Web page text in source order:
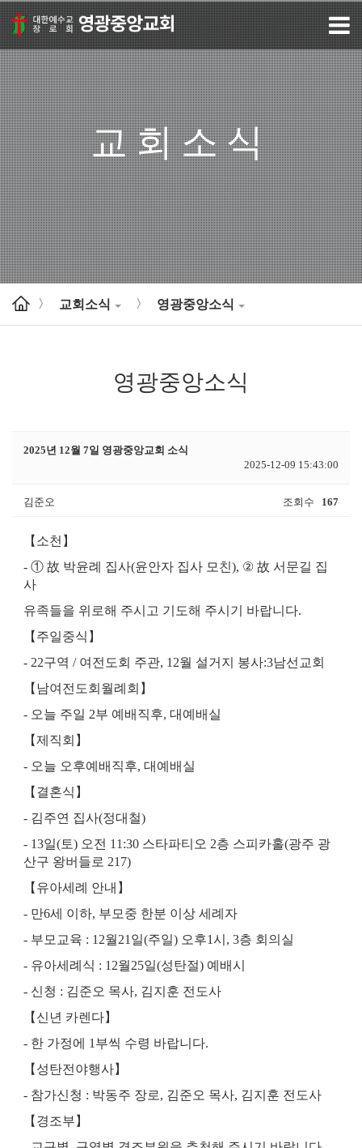
교회소식
> 교회소식 > 영광중앙소식
영광중앙소식
2025년 12월 7일 영광중앙교회 소식
2025-12-09 15:43:00
김준오 조회수 167
【 소천 】
- ① 故 박윤례 집사(윤안자 집사 모친), ② 故 서문길 집
사
유족들을 위로해 주시고 기도해 주시기 바랍니다.
【 주일중식 】
- 22구역 / 여전도회 주관, 12월 설거지 봉사:3남선교회
【 남여전도회월례회 】
- 오늘 주일 2부 예배직후, 대예배실
【제직회 】
- 오늘 오후예배직후, 대예배실
【 결혼식 】
- 김주연 집사(정대철)
- 13일(토) 오전 11:30 스타파티오 2층 스피카홀(광주 광
산구 왕버들로 217)
【 유아세례 안내 】
- 만6세 이하, 부모중 한분 이상 세례자
- 부모교육 : 12월21 일(주일) 오후1시 , 3층 회의실
- 유아세례식 : 12월25일(성탄절) 예배시
- 신청 : 김준오 목사, 김지훈 전도사
【 신년 카렌다】
- 한 가정에 1 부씩 수령 바랍니다.
【 성탄전야행사】
- 참가신청 : 박동주 장로, 김준오 목사, 김지훈 전도사
【 경조부 】